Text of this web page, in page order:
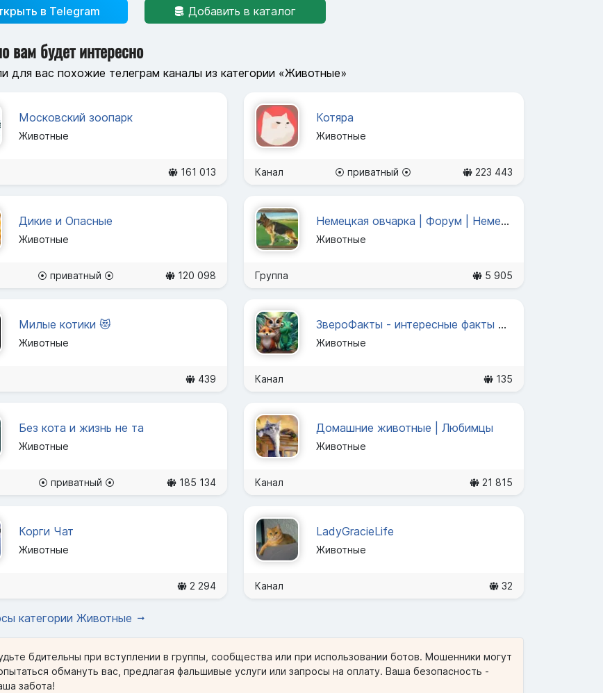
в Telegram Добавить в каталог
вам будет интересно
для вас похожие телеграм каналы из категории «Животные»
Московский зоопарк
Животные
161 013
Котяра
Животные
Канал ⦿ приватный ⦿ 223 443
Дикие и Опасные
Животные
⦿ приватный ⦿ 120 098
Немецкая овчарка | Форум | Немецкие овчарки
Животные
Группа 5 905
Милые котики 😻
Животные
439
ЗвероФакты - интересные факты о животных
Животные
Канал 135
Без кота и жизнь не та
Животные
⦿ приватный ⦿ 185 134
Домашние животные | Любимцы
Животные
Канал 21 815
Корги Чат
Животные
2 294
LadyGracieLife
Животные
Канал 32
категории Животные
бдительны при вступлении в группы, сообщества или при использовании ботов. Мошенники могут
обмануть вас, предлагая фальшивые услуги или запросы на оплату. Ваша безопасность -
забота!